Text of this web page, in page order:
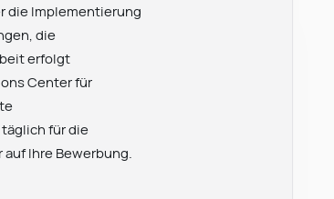
die Implementierung
die
erfolgt
Center für
für die
Ihre Bewerbung.